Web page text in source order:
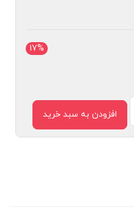
17%
افزودن به سبد خرید